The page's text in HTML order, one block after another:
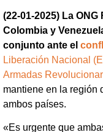
(22-01-2025) La
Colombia y
conjunto ante el
Liberación Nacional
Armadas
mantiene en la región
ambos países.
«Es urgente que